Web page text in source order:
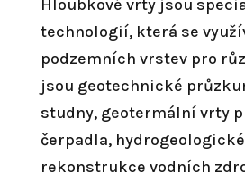
Hloubkové vrty jsou
technologií, která se
podzemních vrstev pro
jsou geotechnické
studny, geotermální vrty
čerpadla,
rekonstrukce vodních